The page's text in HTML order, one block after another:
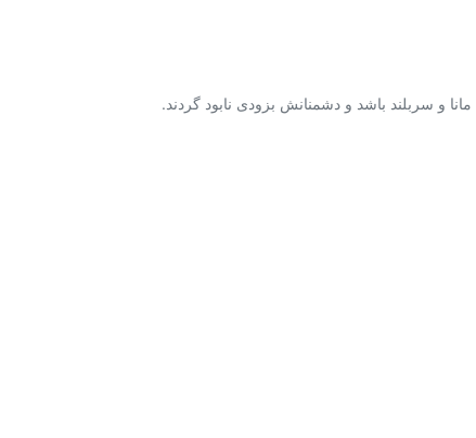
و سربلند باشد و دشمنانش بزودی نابود گردند.